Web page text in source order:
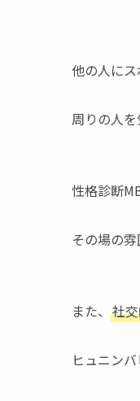
他の人にス
周りの人
性格診断
その場の
また、 社
ヒュニン